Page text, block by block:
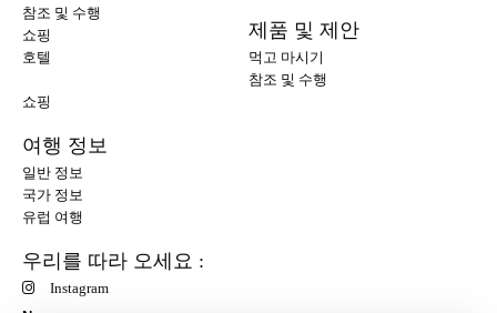
참조 및 수행
쇼핑
호텔
제품 및 제안
먹고 마시기
참조 및 수행
쇼핑
여행 정보
일반 정보
국가 정보
유럽 여행
우리를 따라 오세요 :
Instagram